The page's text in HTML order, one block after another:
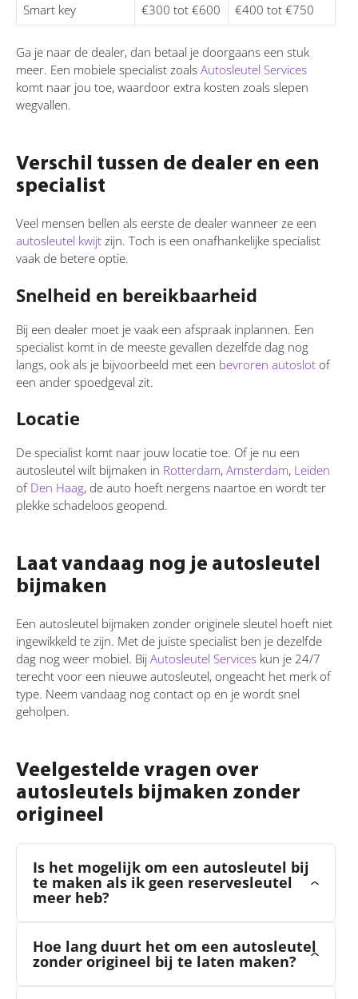
Smart key
€300 tot €600 €400 tot €750
Ga je naar de dealer, dan betaal je doorgaans een stuk
meer. Een mobiele specialist zoals Autosleutel Services
komt naar jou toe, waardoor extra kosten zoals slepen
wegvallen.
Verschil tussen de dealer en een
specialist
Veel mensen bellen als eerste de dealer wanneer ze een
autosleutel kwijt zijn. Toch is een onafhankelijke specialist
vaak de betere optie.
Snelheid en bereikbaarheid
Bij een dealer moet je vaak een afspraak inplannen. Een
specialist komt in de meeste gevallen dezelfde dag nog
langs, ook als je bijvoorbeeld met een bevroren autoslot of
een ander spoedgeval zit.
Locatie
De specialist komt naar jouw locatie toe. Of je nu een
autosleutel wilt bijmaken in Rotterdam, Amsterdam, Leiden
of Den Haag, de auto hoeft nergens naartoe en wordt ter
plekke schadeloos geopend.
Laat vandaag nog je autosleutel
bijmaken
Een autosleutel bijmaken zonder originele sleutel hoeft niet
ingewikkeld te zijn. Met de juiste specialist ben je dezelfde
dag nog weer mobiel. Bij Autosleutel Services kun je 24/7
terecht voor een nieuwe autosleutel, ongeacht het merk of
type. Neem vandaag nog contact op en je wordt snel
geholpen.
Veelgestelde vragen over
autosleutels bijmaken zonder
origineel
Is het mogelijk om een autosleutel bij
te maken als ik geen reservesleutel
meer heb?
Hoe lang duurt het om een autosleutel
zonder origineel bij te laten maken?